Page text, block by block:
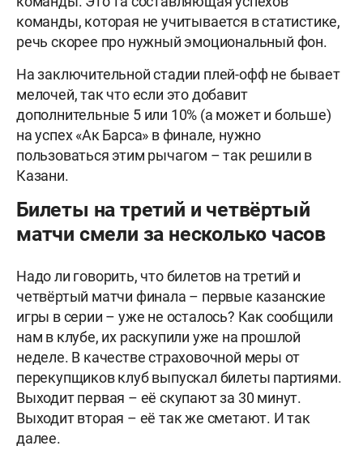
команды, которая не учитывается в статистике,
речь скорее про нужный эмоциональный фон.
На заключительной стадии плей-офф не бывает
мелочей, так что если это добавит
дополнительные 5 или 10% (а может и больше)
на успех «Ак Барса» в финале, нужно
пользоваться этим рычагом – так решили в
Казани.
Билеты на третий и четвёртый
матчи смели за несколько часов
Надо ли говорить, что билетов на третий и
четвёртый матчи финала – первые казанские
игры в серии – уже не осталось? Как сообщили
нам в клубе, их раскупили уже на прошлой
неделе. В качестве страховочной меры от
перекупщиков клуб выпускал билеты партиями.
Выходит первая – её скупают за 30 минут.
Выходит вторая – её так же сметают. И так
далее.